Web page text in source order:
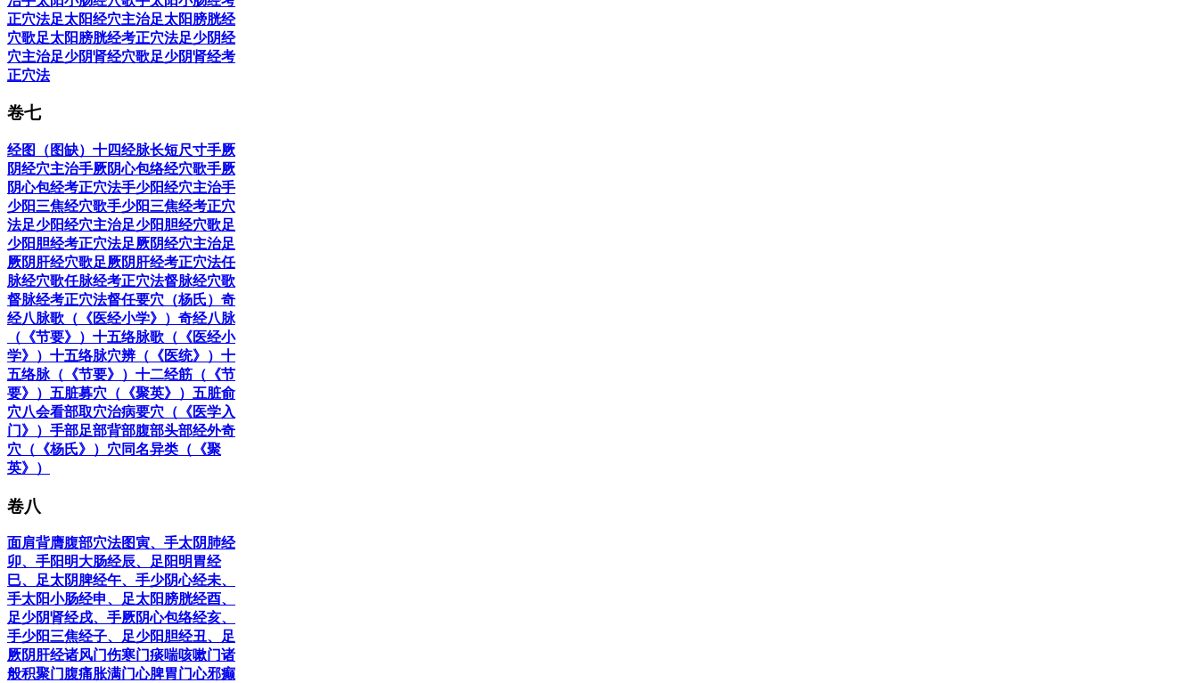
正穴法足太阳经穴主治足太阳膀胱经
穴歌足太阳膀胱经考正穴法足少阴经
穴主治足少阴肾经穴歌足少阴肾经考
正穴法
卷七
经图（图缺） 十四经脉长短尺寸手厥
阴经穴主治手厥阴心包络经穴歌手厥
阴心包经考正穴法手少阳经穴主治手
少阳三焦经穴歌手少阳三焦经考正穴
法足少阳经穴主治足少阳胆经穴歌足
少阳胆经考正穴法足厥阴经穴主治足
厥阴肝经穴歌足厥阴肝经考正穴法任
脉经穴歌任脉经考正穴法督脉经穴歌
督脉经考正穴法督任要穴（杨氏） 奇
经八脉歌（《医经小学》） 奇经八脉
（《节要》） 十五络脉歌（《医经小
学》） 十五络脉穴辨（《医统》） 十
五络脉（《节要》） 十二经筋（《节
要》） 五脏募穴（《聚英》） 五脏俞
穴八会看部取穴治病要穴（《医学入
门》） 手部足部背部腹部头部经外奇
穴（《杨氏》） 穴同名异类（《聚
英》）
卷八
面肩背膺腹部穴法图寅、手太阴肺经
卯、手阳明大肠经辰、足阳明胃经
巳、足太阴脾经午、手少阴心经未、
手太阳小肠经申、足太阳膀胱经酉、
足少阴肾经戌、手厥阴心包络经亥、
手少阳三焦经子、足少阳胆经丑、足
厥阴肝经诸风门伤寒门痰喘咳嗽门诸
般积聚门 腹痛胀满门心脾胃门心邪癫